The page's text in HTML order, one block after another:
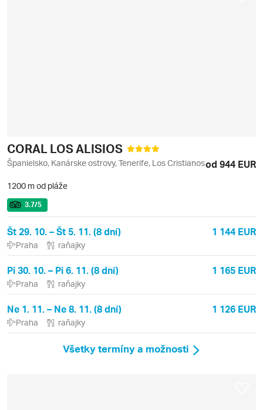
CORAL LOS ALISIOS
Španielsko, Kanárske ostrovy, Tenerife, Los Cristianosod 944 EUR
1200 m od pláže
3.7/5
Št 29. 10. – Št 5. 11. (8 dní) 1 144 EUR
Praha raňajky
Pi 30. 10. – Pi 6. 11. (8 dní) 1 165 EUR
Praha raňajky
Ne 1. 11. – Ne 8. 11. (8 dní) 1 126 EUR
Praha raňajky
Všetky termíny a možnosti